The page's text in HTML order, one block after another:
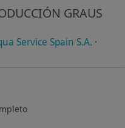
GRAUS
Service Spain S.A. ·